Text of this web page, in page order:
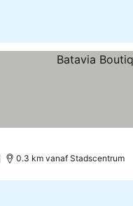
0.3 km vanaf Stadscentrum